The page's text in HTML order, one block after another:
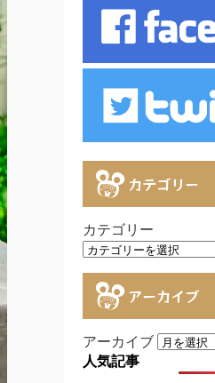
カテゴリー
カテゴリー
アーカイブ
アーカイブ
人気記事